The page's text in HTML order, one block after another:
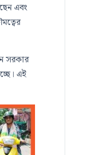
এবং
সরকার
এই